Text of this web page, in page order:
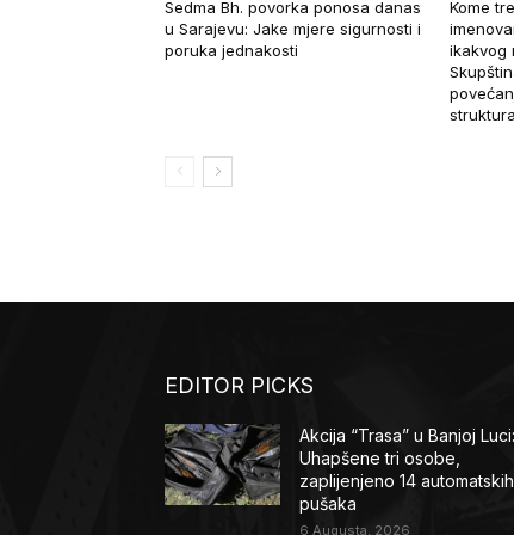
Sedma Bh. povorka ponosa danas
u Sarajevu: Jake mjere sigurnosti i
poruka jednakosti
Kome
ikakvog
EDITOR PICKS
Akcija “Trasa” u Banjoj Luci:
Uhapšene tri osobe,
zaplijenjeno 14 automatskih
pušaka
6 Augusta, 2026